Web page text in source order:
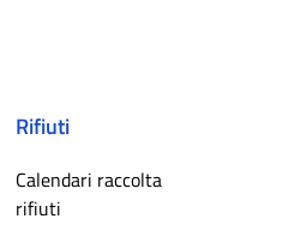
Rifiuti
Calendari raccolta
rifiuti